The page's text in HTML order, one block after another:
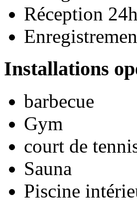
Réception
Installations
barbecue
Gym
court de
Sauna
Piscine